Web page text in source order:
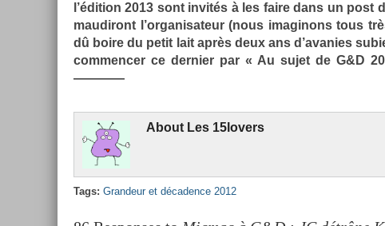
l’édi­tion 2013 sont invités à les faire dans un post
maudiront l’or­ganisateur (nous im­aginons tous
dû boire du petit lait après deux ans d’avan­ies
com­menc­er ce de­rni­er par « Au sujet de G&D
————
About Les 15lovers
Tags: Gran­deur et décad­ence 2012